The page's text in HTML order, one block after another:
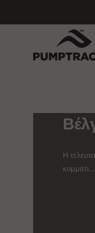
Η
κομμάτι...